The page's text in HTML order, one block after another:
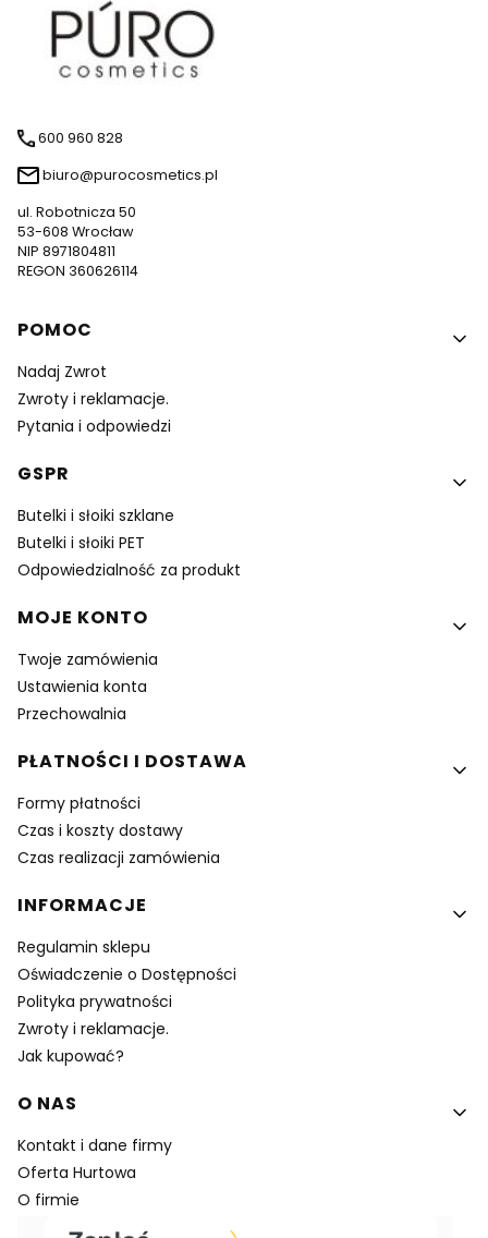
600 960 828
biuro@purocosmetics.pl
ul. Robotnicza 50
53-608 Wrocław
NIP 8971804811
REGON 360626114
Linki w stopce
POMOC
Nadaj Zwrot
Zwroty i reklamacje.
Pytania i odpowiedzi
GSPR
Butelki i słoiki szklane
Butelki i słoiki PET
Odpowiedzialność za produkt
MOJE KONTO
Twoje zamówienia
Ustawienia konta
Przechowalnia
PŁATNOŚCI I DOSTAWA
Formy płatności
Czas i koszty dostawy
Czas realizacji zamówienia
INFORMACJE
Regulamin sklepu
Oświadczenie o Dostępności
Polityka prywatności
Zwroty i reklamacje.
Jak kupować?
O NAS
Kontakt i dane firmy
Oferta Hurtowa
O firmie